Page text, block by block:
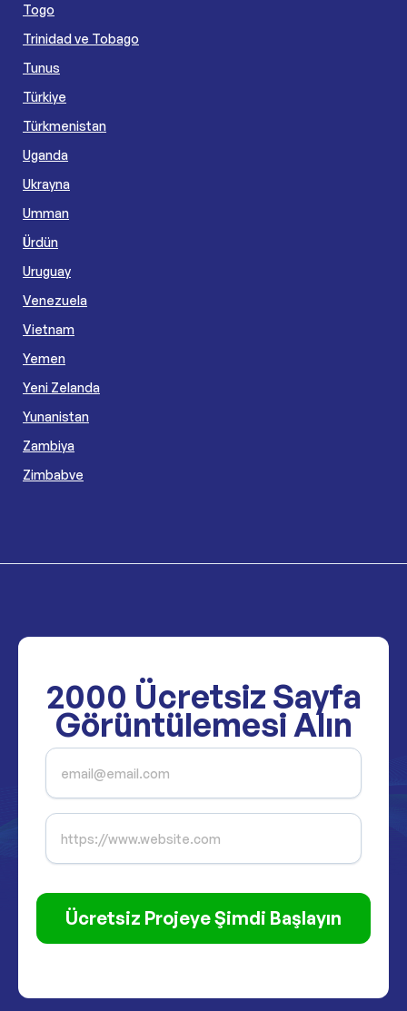
Togo
Trinidad ve Tobago
Tunus
Türkiye
Türkmenistan
Uganda
Ukrayna
Umman
Ürdün
Uruguay
Venezuela
Vietnam
Yemen
Yeni Zelanda
Yunanistan
Zambiya
Zimbabve
2000 Ücretsiz Sayfa
Görüntülemesi Alın
Ücretsiz Projeye Şimdi Başlayın